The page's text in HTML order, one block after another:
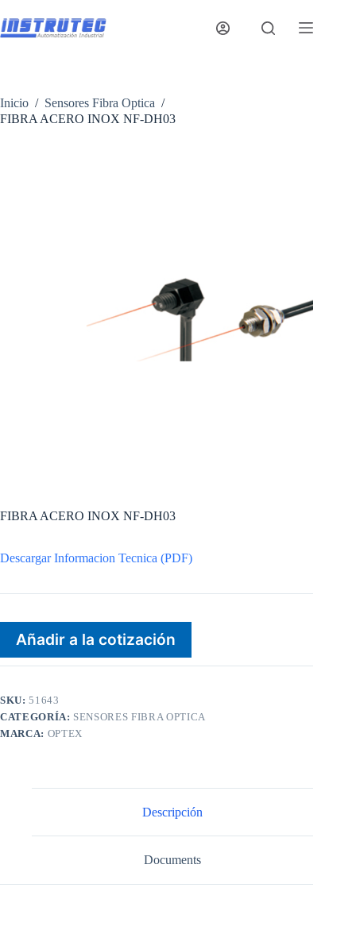
al
contenido
Inicio / Sensores Fibra Optica /
FIBRA ACERO INOX NF-DH03
FIBRA ACERO INOX NF-DH03
Descargar Informacion Tecnica (PDF)
Añadir a la cotización
SKU:51643
CATEGORÍA: SENSORES FIBRA OPTICA
MARCA: OPTEX
Descripción
Documents